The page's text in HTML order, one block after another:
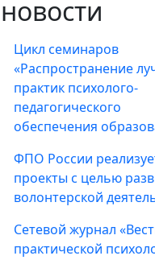
новости
Цикл семинаров
«Распространение
практик психолого-
педагогического
обеспечения
ФПО России
проекты с целью
волонтерской
Сетевой журнал
практической